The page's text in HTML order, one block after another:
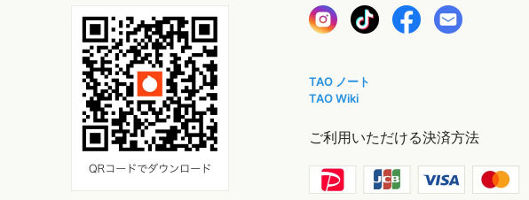
TAO ノート
TAO Wiki
ご利用いただける決済方法